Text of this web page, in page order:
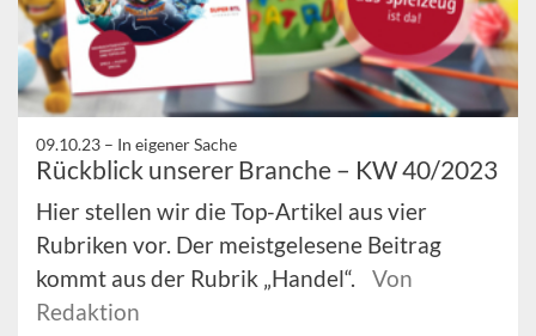
09.10.23 – In eigener Sache
Rückblick unserer Branche – KW 40/2023
Hier stellen wir die Top-Artikel aus vier
Rubriken vor. Der meistgelesene Beitrag
kommt aus der Rubrik „Handel“.
Von
Redaktion